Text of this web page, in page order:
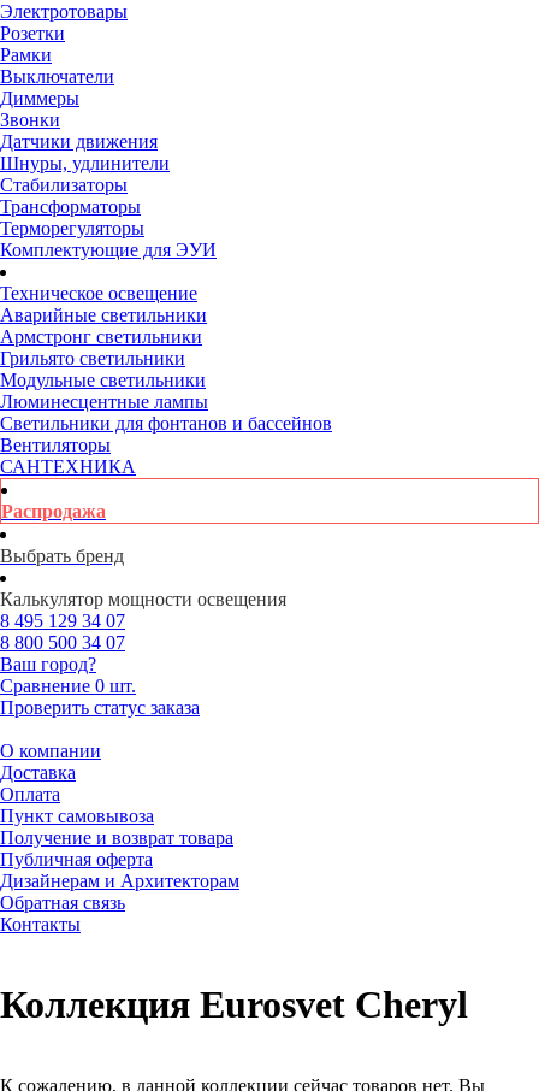
Электротовары
Розетки
Рамки
Выключатели
Диммеры
Звонки
Датчики движения
Шнуры, удлинители
Стабилизаторы
Трансформаторы
Терморегуляторы
Комплектующие для ЭУИ
Техническое освещение
Аварийные светильники
Армстронг светильники
Грильято светильники
Модульные светильники
Люминесцентные лампы
Светильники для фонтанов и бассейнов
Вентиляторы
САНТЕХНИКА
Распродажа
Выбрать бренд
Калькулятор мощности освещения
8 495 129 34 07
8 800 500 34 07
Ваш город?
Сравнение 0 шт.
Проверить статус заказа
О компании
Доставка
Оплата
Пункт самовывоза
Получение и возврат товара
Публичная оферта
Дизайнерам и Архитекторам
Обратная связь
Контакты
Коллекция Eurosvet Cheryl
К сожалению, в данной коллекции сейчас товаров нет. Вы